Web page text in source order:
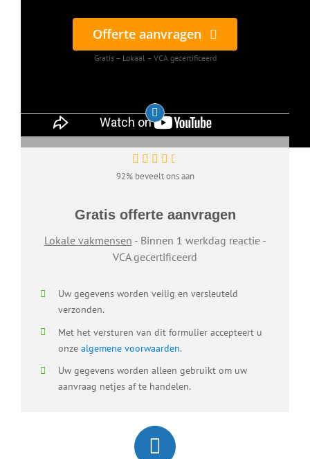
Offerte aanvragen
Gratis – Lokaal – VCA gecertificeerd
92% beveelt ons aan
Gratis offerte aanvragen
Lokale vakmensen - Binnen 1 werkdag reactie -
VCA gecertificeerd
Uw gegevens worden veilig en versleuteld
verzonden.
Met het versturen van dit formulier accepteert u
onze algemene voorwaarden.
Uw gegevens worden alleen gebruikt om uw
aanvraag netjes af te handelen.